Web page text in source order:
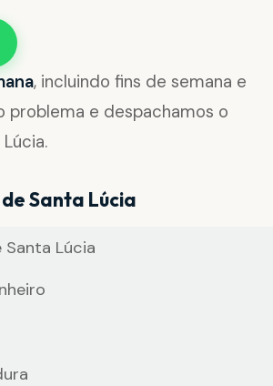
, incluindo fins de semana e
problema e despachamos o
Santa Lúcia
Lúcia